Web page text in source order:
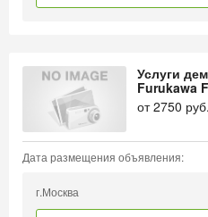
Услуги
Furukawa
от2750
Дата размещения объявления:
г.Москва